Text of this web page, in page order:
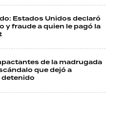
Estados Unidos declaró
y fraude a quien le pagó la
de la madrugada
que dejó a
detenido